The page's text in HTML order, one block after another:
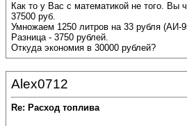
Как то у Вас с математикой не того. Вы
37500 руб.
Умножаем 1250 литров на 33 рубля (АИ-
Разница - 3750 рублей.
Откуда экономия в 30000 рублей?
Alex0712
Re: Расход топлива